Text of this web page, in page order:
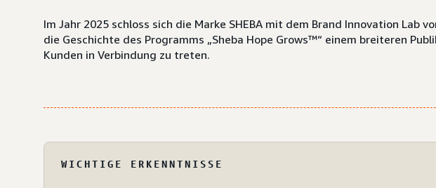
Im Jahr 2025 schloss sich die Marke SHEBA mit dem Brand Innovation Lab
die Geschichte des Programms „Sheba Hope Grows™“ einem breiteren
Kunden in Verbindung zu treten.
WICHTIGE ERKENNTNISSE